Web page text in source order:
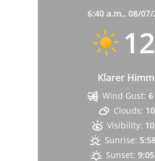
6:40 a.m., 08/07/
12
Klarer
Wind Gust:
Clouds:
Visibility:
Sunrise:
Sunset: